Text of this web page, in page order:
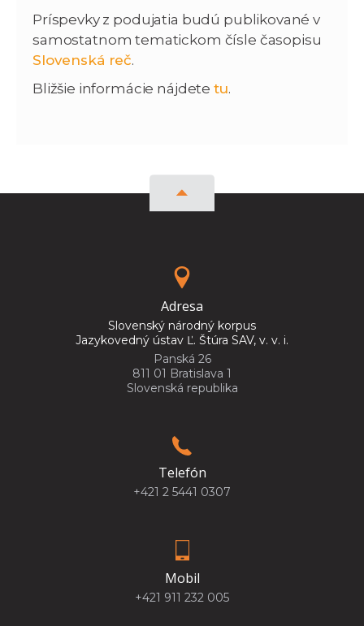
Príspevky z podujatia budú publikované v
samostatnom tematickom čísle časopisu
Slovenská reč.
Bližšie informácie nájdete tu.
Adresa
Slovenský národný korpus
Jazykovedný ústav Ľ. Štúra SAV, v. v. i.
Panská 26
811 01 Bratislava 1
Slovenská republika
Telefón
+421 2 5441 0307
Mobil
+421 911 232 005